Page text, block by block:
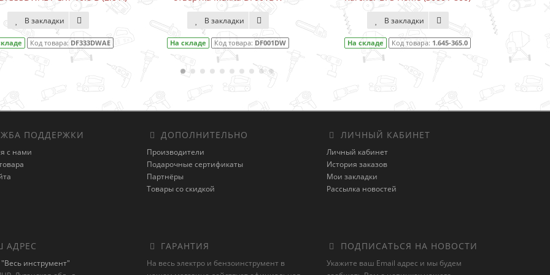
В закладки
На складе Код товара:DF001DW
В закладки
На складе Код товара:1.645-365.0
800)
В закладки
На складе Код товара: 1.645-353.0
ПОДДЕРЖКИ
с нами
ДОПОЛНИТЕЛЬНО
Производители
Подарочные сертификаты
Партнёры
Товары со скидкой
ЛИЧНЫЙ КАБИНЕТ
Личный кабинет
История заказов
Мои закладки
Рассылка новостей
АДРЕС
инструмент"
ГАРАНТИЯ
На весь электро и бензоинструмент в
ПОДПИСАТЬСЯ НА НОВОСТИ
Укажите ваш Email адрес и мы будем